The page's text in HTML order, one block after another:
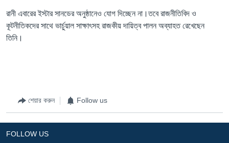
রানী এবারের ইস্টার সানডের অনুষ্ঠানেও যোগ দিচ্ছেন না।তবে রাজনীতিবিদ ও
কূটনীতিকদের সাথে ভার্চুয়াল সাক্ষাৎসহ রাজকীয় দায়িত্ব পালন অব্যাহত রেখেছেন
তিনি।
শেয়ার করুন Follow us
FOLLOW US